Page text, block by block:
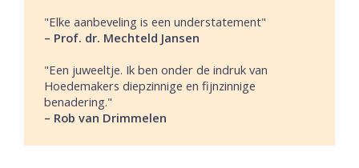
"Elke aanbeveling is een understatement"
– Prof. dr. Mechteld Jansen
"Een juweeltje. Ik ben onder de indruk van
Hoedemakers diepzinnige en fijnzinnige
benadering."
– Rob van Drimmelen